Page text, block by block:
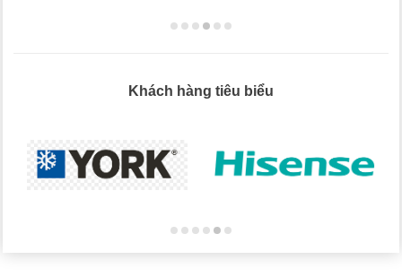
Khách hàng tiêu biểu